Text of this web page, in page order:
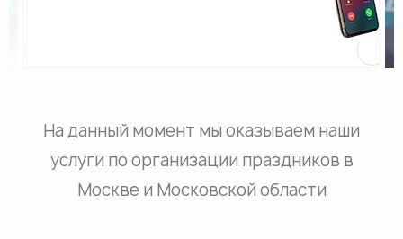
На данный момент мы оказываем наши
услуги по организации праздников в
Москве и Московской области